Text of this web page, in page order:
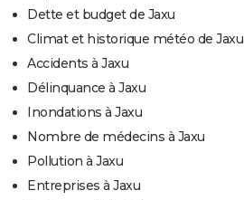
Dette et budget de Jaxu
Climat et historique météo de Jaxu
Accidents à Jaxu
Délinquance à Jaxu
Inondations à Jaxu
Nombre de médecins à Jaxu
Pollution à Jaxu
Entreprises à Jaxu